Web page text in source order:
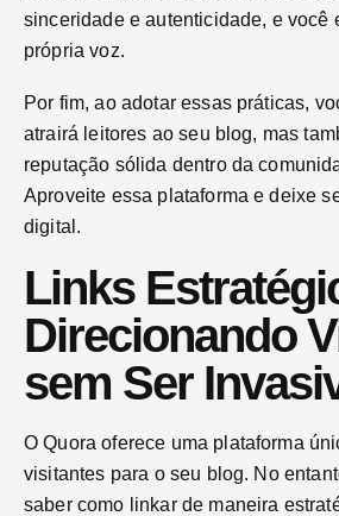
sinceridade e autenticidade, e você
própria voz.
Por fim, ao adotar essas práticas,
atrairá leitores ao seu blog, mas
reputação sólida dentro da
Aproveite essa plataforma e deixe
digital.
Links
Direcionando
sem Ser
O Quora oferece uma plataforma
visitantes para o seu blog. No
saber como linkar de maneira